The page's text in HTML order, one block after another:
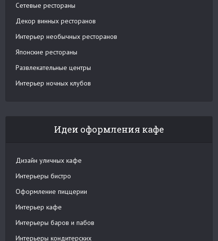
Сетевые рестораны
Декор винных ресторанов
Интерьер необычных ресторанов
Японские рестораны
Развлекательные центры
Интерьер ночных клубов
Идеи оформления кафе
Дизайн уличных кафе
Интерьеры бистро
Оформление пиццерии
Интерьер кафе
Интерьеры баров и пабов
Интерьеры кондитерских